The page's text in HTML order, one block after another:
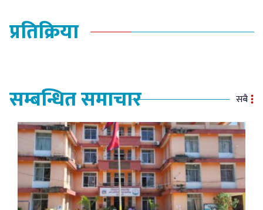
प्रतिक्रिया
सम्बन्धित समाचार सबै